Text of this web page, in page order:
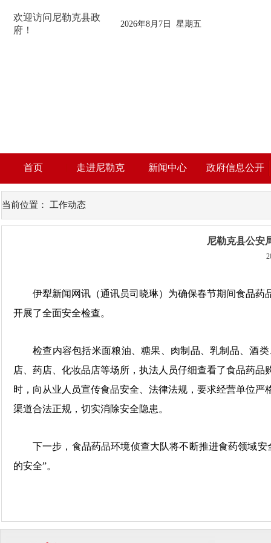
欢迎访问尼勒克县政
府！
2026年8月7日 星期五
首页 走进尼勒克 新闻中心 政府信息公开
当前位置： 工作动态
尼勒克县公安
伊犁新闻网讯（通讯员司晓琳）为确保春节期间食品
开展了全面安全检查。
检查内容包括米面粮油、糖果、肉制品、乳制品、酒
店、药店、化妆品店等场所，执法人员仔细查看了食品药
时，向从业人员宣传食品安全、法律法规，要求经营单位
渠道合法正规，切实消除安全隐患。
下一步，食品药品环境侦查大队将不断推进食药领域
的安全”。